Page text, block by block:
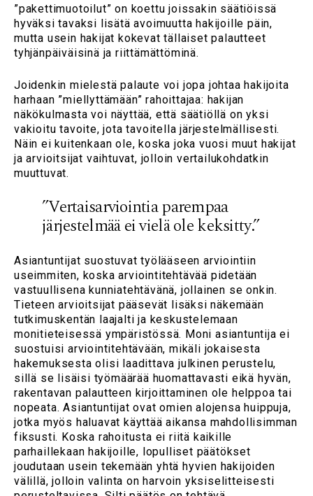
”pakettimuotoilut” on koettu joissakin säätiöissä
hyväksi tavaksi lisätä avoimuutta hakijoille päin,
mutta usein hakijat kokevat tällaiset palautteet
tyhjänpäiväisinä ja riittämättöminä.
Joidenkin mielestä palaute voi jopa johtaa hakijoita
harhaan ”miellyttämään” rahoittajaa: hakijan
näkökulmasta voi näyttää, että säätiöllä on yksi
vakioitu tavoite, jota tavoitella järjestelmällisesti.
Näin ei kuitenkaan ole, koska joka vuosi muut hakijat
ja arvioitsijat vaihtuvat, jolloin vertailukohdatkin
muuttuvat.
”Vertaisarviointia parempaa
järjestelmää ei vielä ole keksitty.”
Asiantuntijat suostuvat työlääseen arviointiin
useimmiten, koska arviointitehtävää pidetään
vastuullisena kunniatehtävänä, jollainen se onkin.
Tieteen arvioitsijat pääsevät lisäksi näkemään
tutkimuskentän laajalti ja keskustelemaan
monitieteisessä ympäristössä. Moni asiantuntija ei
suostuisi arviointitehtävään, mikäli jokaisesta
hakemuksesta olisi laadittava julkinen perustelu,
sillä se lisäisi työmäärää huomattavasti eikä hyvän,
rakentavan palautteen kirjoittaminen ole helppoa tai
nopeata. Asiantuntijat ovat omien alojensa huippuja,
jotka myös haluavat käyttää aikansa mahdollisimman
fiksusti. Koska rahoitusta ei riitä kaikille
parhaillekaan hakijoille, lopulliset päätökset
joudutaan usein tekemään yhtä hyvien hakijoiden
välillä, jolloin valinta on harvoin yksiselitteisesti